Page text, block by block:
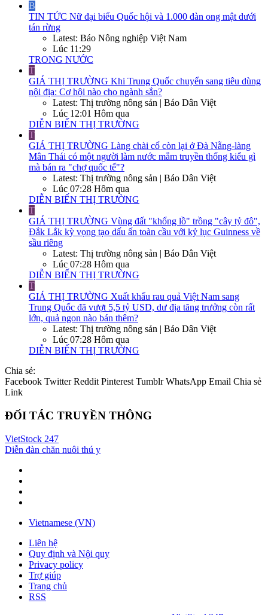
B
TIN TỨC Nữ đại biểu Quốc hội và 1.000 đàn ong mật dưới
tán rừng
Latest: Báo Nông nghiệp Việt Nam
Lúc 11:29
TRONG NƯỚC
T
GIÁ THỊ TRƯỜNG Khi Trung Quốc chuyển sang tiêu dùng
nội địa: Cơ hội nào cho ngành sắn?
Latest: Thị trường nông sản | Báo Dân Việt
Lúc 12:01 Hôm qua
DIỄN BIẾN THỊ TRƯỜNG
T
GIÁ THỊ TRƯỜNG Làng chài cổ còn lại ở Đà Nẵng-làng
Mân Thái có một người làm nước mắm truyền thống kiểu gì
mà bán ra "chợ quốc tế"?
Latest: Thị trường nông sản | Báo Dân Việt
Lúc 07:28 Hôm qua
DIỄN BIẾN THỊ TRƯỜNG
T
GIÁ THỊ TRƯỜNG Vùng đất "khổng lồ" trồng "cây tỷ đô",
Đắk Lắk kỳ vọng tạo dấu ấn toàn cầu với kỷ lục Guinness về
sầu riêng
Latest: Thị trường nông sản | Báo Dân Việt
Lúc 07:28 Hôm qua
DIỄN BIẾN THỊ TRƯỜNG
T
GIÁ THỊ TRƯỜNG Xuất khẩu rau quả Việt Nam sang
Trung Quốc đã vượt 5,5 tỷ USD, dư địa tăng trưởng còn rất
lớn, quả ngon nào bán thêm?
Latest: Thị trường nông sản | Báo Dân Việt
Lúc 07:28 Hôm qua
DIỄN BIẾN THỊ TRƯỜNG
Chia sẻ:
Facebook Twitter Reddit Pinterest Tumblr WhatsApp Email Chia sẻ
Link
ĐỐI TÁC TRUYỀN THÔNG
VietStock 247
Diễn đàn chăn nuôi thú y
Vietnamese (VN)
Liên hệ
Quy định và Nội quy
Privacy policy
Trợ giúp
Trang chủ
RSS